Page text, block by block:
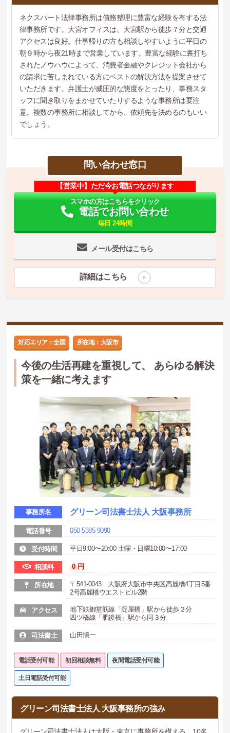
ネクスパート法律事務所は債務整理に豊富な経験を有する法
律事務所です。大宮オフィスは、大宮駅から徒歩７分と交通
アクセスは良好。仕事帰りの方も相談しやすいように平日の
朝９時から夜21時まで営業しています。豊富な経験に裏打ち
されたノウハウによって、消費者金融やクレジット会社から
の請求に苦しまれている方にベストの解決方法を提案させて
いただきます。弁護士が威圧的な態度をとったり、事務スタ
ッフに聞き取りをまかせていたりするような事務所は要注
意。複数の事務所に相談してから、依頼先を決めるのもいい
でしょう。
問い合わせ窓口
メール受付はこちら
【営業中】ただ今お電話つながります
スマホの方はこちらをクリック
電話でお問い合わせ
毎日 24時間
詳細はこちら
対応エリア：全国 所在地：大阪市
今後の生活再建を重視して、 あらゆる解決
策を一緒に考えます
事務所名 グリーン司法書士法人 大阪事務所
電話番号 050-5385-9090
受付時間 平日9:00〜20:00 土曜・日曜10:00〜17:00
相談料 0 円
所在地
〒541-0043 大阪府大阪市中央区高麗橋4丁目5番
2号高麗橋ウエストビル2階
アクセス
地下鉄御堂筋線「淀屋橋」駅から徒歩２分
四ツ橋線「肥後橋」駅から同３分
司法書士 山田愼一
電話受付可能 初回相談無料 夜間電話受付可能
土日電話受付可能
グリーン司法書士法人 大阪事務所の強み